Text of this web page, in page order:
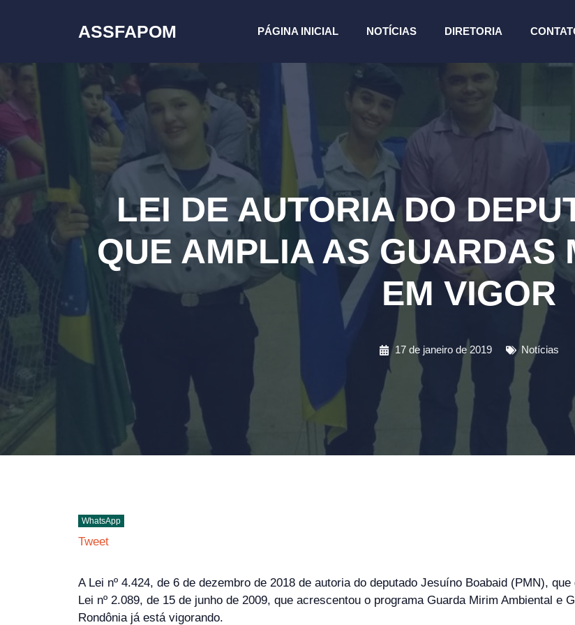
conteúdo
ASSFAPOM PÁGINA INICIAL NOTÍCIAS DIRETORIA
LEI DE AUTORIA DO
QUE AMPLIA AS GUARDAS
EM VIGOR
17 de janeiro de 2019 Notícias
WhatsApp
Tweet
A Lei nº 4.424, de 6 de dezembro de 2018 de autoria do deputado Jesuíno Boabaid (PMN),
Lei nº 2.089, de 15 de junho de 2009, que acrescentou o programa Guarda Mirim Ambiental e
Rondônia já está vigorando.